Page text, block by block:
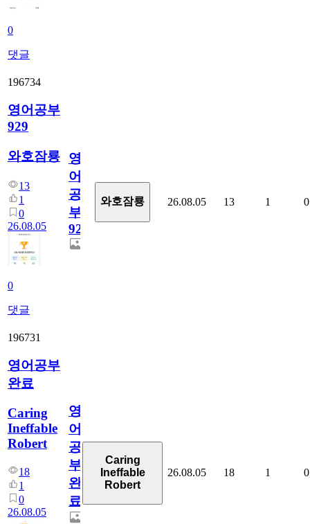
0
댓글
196734
영어공부
929
와호잠룡
13
1
0
26.08.05
0
댓글
영
어
공
부
929
와호잠룡 26.08.05 13 1 0
196731
영어공부
완료
Caring
Ineffable
Robert
18
1
0
26.08.05
영
어
공
부
완
료
Caring
Ineffable
Robert
26.08.05 18 1 0